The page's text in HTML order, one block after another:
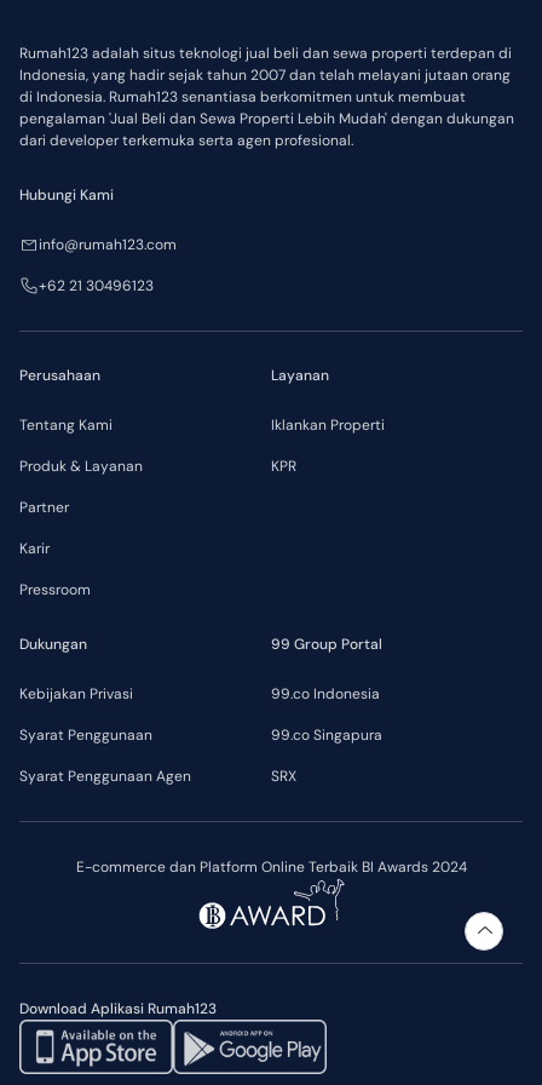
Rumah123 adalah situs teknologi jual beli dan sewa properti terdepan di
Indonesia, yang hadir sejak tahun 2007 dan telah melayani jutaan orang
di Indonesia. Rumah123 senantiasa berkomitmen untuk membuat
pengalaman 'Jual Beli dan Sewa Properti Lebih Mudah' dengan dukungan
dari developer terkemuka serta agen profesional.
E-commerce dan Platform Online Terbaik BI Awards 2024
Download Aplikasi Rumah123
Perusahaan
Tentang Kami
Produk & Layanan
Partner
Karir
Pressroom
Layanan
Iklankan Properti
KPR
Dukungan
Kebijakan Privasi
Syarat Penggunaan
Syarat Penggunaan Agen
99 Group Portal
99.co Indonesia
99.co Singapura
SRX
Hubungi Kami
info@rumah123.com
+62 21 30496123